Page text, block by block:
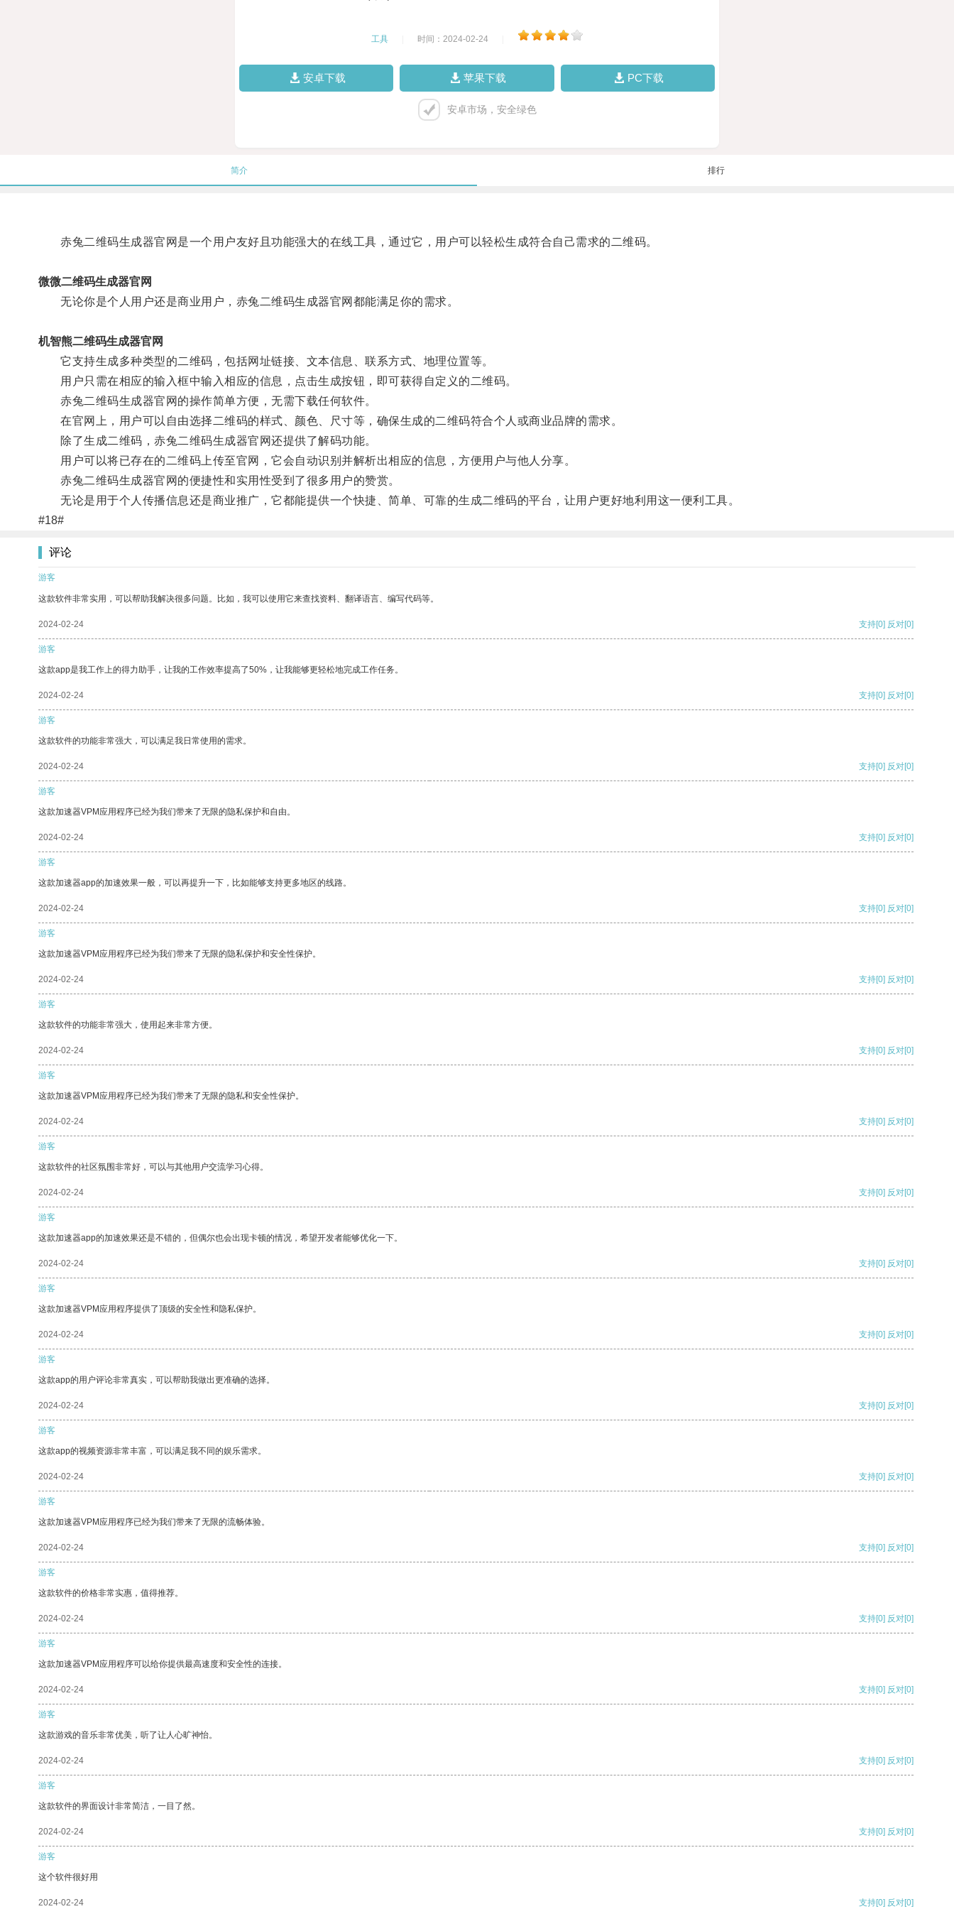
工具 时间：2024-02-24
安卓下载 苹果下载 PC下载
安卓市场，安全绿色
简介 排行
赤兔二维码生成器官网是一个用户友好且功能强大的在线工具，通过它，用户可以轻松生成符合自己需求的二维码。
微微二维码生成器官网
无论你是个人用户还是商业用户，赤兔二维码生成器官网都能满足你的需求。
机智熊二维码生成器官网
它支持生成多种类型的二维码，包括网址链接、文本信息、联系方式、地理位置等。
用户只需在相应的输入框中输入相应的信息，点击生成按钮，即可获得自定义的二维码。
赤兔二维码生成器官网的操作简单方便，无需下载任何软件。
在官网上，用户可以自由选择二维码的样式、颜色、尺寸等，确保生成的二维码符合个人或商业品牌的需求。
除了生成二维码，赤兔二维码生成器官网还提供了解码功能。
用户可以将已存在的二维码上传至官网，它会自动识别并解析出相应的信息，方便用户与他人分享。
赤兔二维码生成器官网的便捷性和实用性受到了很多用户的赞赏。
无论是用于个人传播信息还是商业推广，它都能提供一个快捷、简单、可靠的生成二维码的平台，让用户更好地利用这一便利工具。
#18#
评论
游客
这款软件非常实用，可以帮助我解决很多问题。比如，我可以使用它来查找资料、翻译语言、编写代码等。
2024-02-24 支持[0] 反对[0]
游客
这款app是我工作上的得力助手，让我的工作效率提高了50%，让我能够更轻松地完成工作任务。
2024-02-24 支持[0] 反对[0]
游客
这款软件的功能非常强大，可以满足我日常使用的需求。
2024-02-24 支持[0] 反对[0]
游客
这款加速器VPM应用程序已经为我们带来了无限的隐私保护和自由。
2024-02-24 支持[0] 反对[0]
游客
这款加速器app的加速效果一般，可以再提升一下，比如能够支持更多地区的线路。
2024-02-24 支持[0] 反对[0]
游客
这款加速器VPM应用程序已经为我们带来了无限的隐私保护和安全性保护。
2024-02-24 支持[0] 反对[0]
游客
这款软件的功能非常强大，使用起来非常方便。
2024-02-24 支持[0] 反对[0]
游客
这款加速器VPM应用程序已经为我们带来了无限的隐私和安全性保护。
2024-02-24 支持[0] 反对[0]
游客
这款软件的社区氛围非常好，可以与其他用户交流学习心得。
2024-02-24 支持[0] 反对[0]
游客
这款加速器app的加速效果还是不错的，但偶尔也会出现卡顿的情况，希望开发者能够优化一下。
2024-02-24 支持[0] 反对[0]
游客
这款加速器VPM应用程序提供了顶级的安全性和隐私保护。
2024-02-24 支持[0] 反对[0]
游客
这款app的用户评论非常真实，可以帮助我做出更准确的选择。
2024-02-24 支持[0] 反对[0]
游客
这款app的视频资源非常丰富，可以满足我不同的娱乐需求。
2024-02-24 支持[0] 反对[0]
游客
这款加速器VPM应用程序已经为我们带来了无限的流畅体验。
2024-02-24 支持[0] 反对[0]
游客
这款软件的价格非常实惠，值得推荐。
2024-02-24 支持[0] 反对[0]
游客
这款加速器VPM应用程序可以给你提供最高速度和安全性的连接。
2024-02-24 支持[0] 反对[0]
游客
这款游戏的音乐非常优美，听了让人心旷神怡。
2024-02-24 支持[0] 反对[0]
游客
这款软件的界面设计非常简洁，一目了然。
2024-02-24 支持[0] 反对[0]
游客
这个软件很好用
2024-02-24 支持[0] 反对[0]